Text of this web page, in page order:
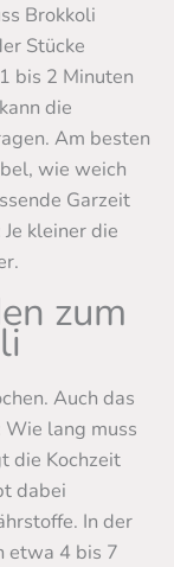
Brokkoli
Stücke
bis 2 Minuten
die
Am besten
wie weich
Garzeit
kleiner die
zum
Auch das
lang muss
die Kochzeit
dabei
In der
etwa 4 bis 7